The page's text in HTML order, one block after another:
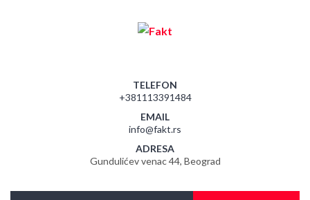
TELEFON
+381113391484
EMAIL
info@fakt.rs
ADRESA
Gundulićev venac 44, Beograd